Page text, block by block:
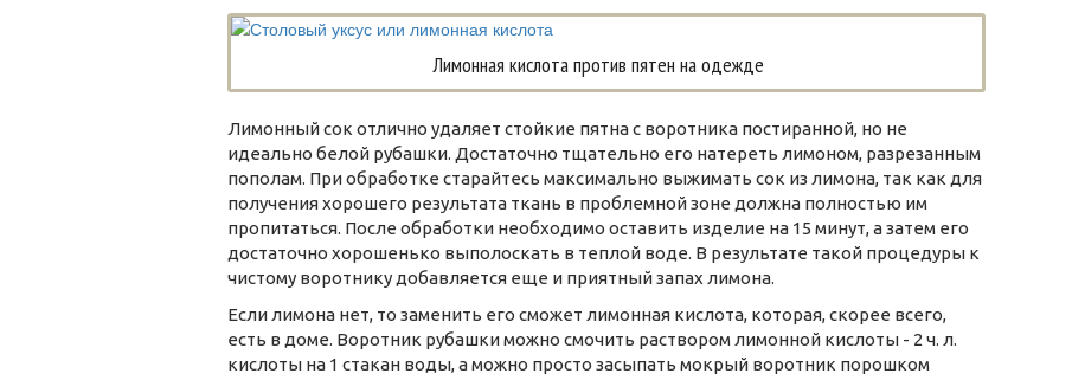
Лимонная кислота против пятен на одежде
Лимонный сок отлично удаляет стойкие пятна с воротника постиранной, но не
идеально белой рубашки. Достаточно тщательно его натереть лимоном, разрезанным
пополам. При обработке старайтесь максимально выжимать сок из лимона, так как для
получения хорошего результата ткань в проблемной зоне должна полностью им
пропитаться. После обработки необходимо оставить изделие на 15 минут, а затем его
достаточно хорошенько выполоскать в теплой воде. В результате такой процедуры к
чистому воротнику добавляется еще и приятный запах лимона.
Если лимона нет, то заменить его сможет лимонная кислота, которая, скорее всего,
есть в доме. Воротник рубашки можно смочить раствором лимонной кислоты - 2 ч. л.
кислоты на 1 стакан воды, а можно просто засыпать мокрый воротник порошком